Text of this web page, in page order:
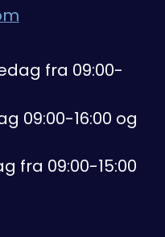
fra 09:00-
09:00-16:00 og
fra 09:00-15:00